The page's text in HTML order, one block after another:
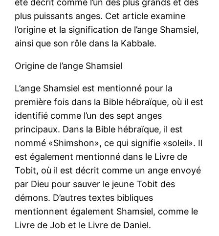
été décrit comme l’un des plus grands et des
plus puissants anges. Cet article examine
l’origine et la signification de l’ange Shamsiel,
ainsi que son rôle dans la Kabbale.
Origine de l’ange Shamsiel
L’ange Shamsiel est mentionné pour la
première fois dans la Bible hébraïque, où il est
identifié comme l’un des sept anges
principaux. Dans la Bible hébraïque, il est
nommé «Shimshon», ce qui signifie «soleil». Il
est également mentionné dans le Livre de
Tobit, où il est décrit comme un ange envoyé
par Dieu pour sauver le jeune Tobit des
démons. D’autres textes bibliques
mentionnent également Shamsiel, comme le
Livre de Job et le Livre de Daniel.